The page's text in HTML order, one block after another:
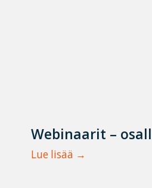
Webinaarit –
Lue lisää